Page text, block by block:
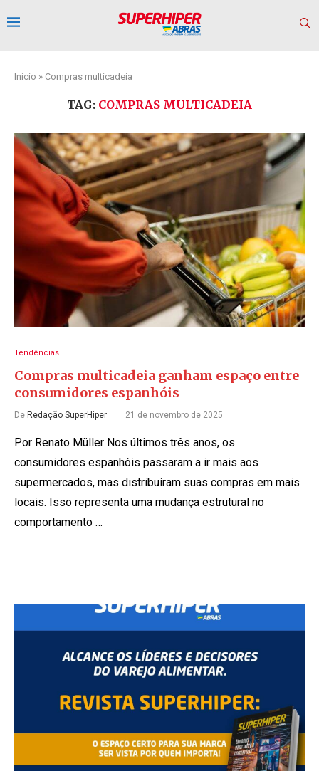
Início » Compras multicadeia
TAG: COMPRAS MULTICADEIA
Tendências
Compras multicadeia ganham espaço entre
consumidores espanhóis
De Redação SuperHiper 21 de novembro de 2025
Por Renato Müller Nos últimos três anos, os
consumidores espanhóis passaram a ir mais aos
supermercados, mas distribuíram suas compras em mais
locais. Isso representa uma mudança estrutural no
comportamento …